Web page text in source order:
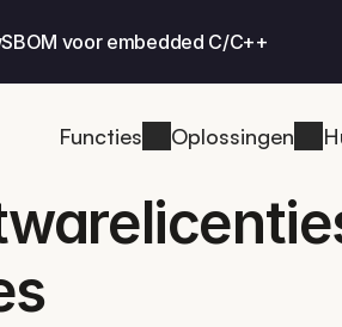
SBOM voor embedded C/C++
Functies Oplossingen